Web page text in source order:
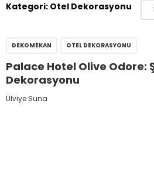
Kategori: Otel Dekorasyonu
DEKOMEKAN OTEL DEKORASYONU
Palace Hotel Olive Odore:
Dekorasyonu
Ülviye Suna